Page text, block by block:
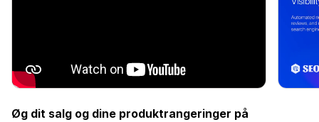
Øg dit salg og dine produktrangeringer på